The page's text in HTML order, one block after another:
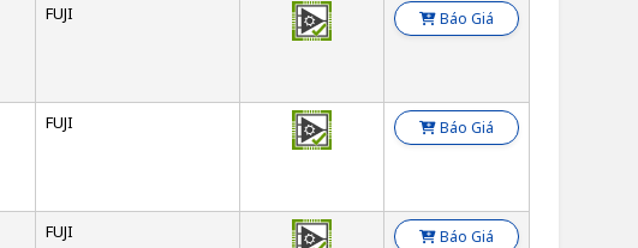
FUJI Báo Giá
FUJI Báo Giá
FUJI Báo Giá